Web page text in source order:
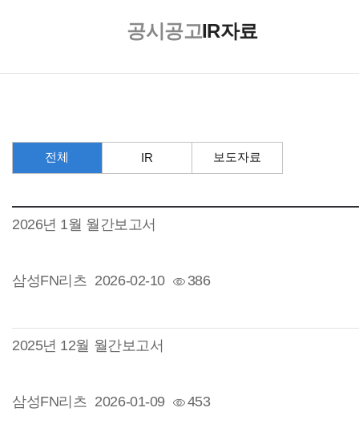
공시 공고IR자료
전체 IR 보도자료
2026년 1월 월간보고서
삼성FN리츠 2026-02-10 386
2025년 12월 월간보고서
삼성FN리츠 2026-01-09 453